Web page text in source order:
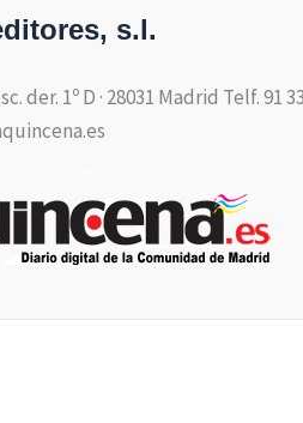
s.l.
der. 1º D · 28031 Madrid Telf. 91